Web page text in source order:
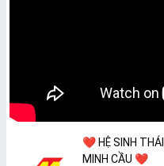
❤️ HỆ SINH THÁI
MINH CẦU ❤️